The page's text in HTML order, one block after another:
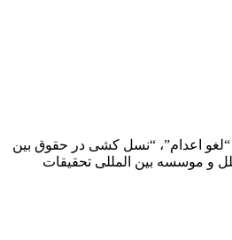
اعدام”، “نسل کشی در حقوق بین
و موسسه بین المللی تحقیقات